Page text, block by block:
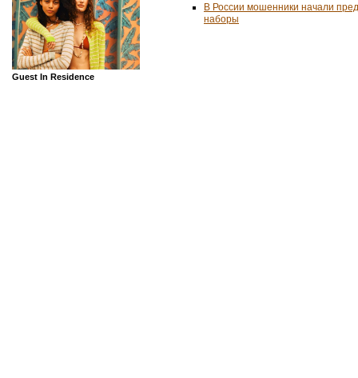
Guest In Residence
В России мошенники начали
наборы